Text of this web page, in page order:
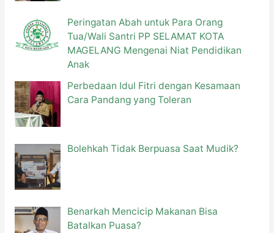
Peringatan Abah untuk Para Orang
Tua/Wali Santri PP SELAMAT KOTA
MAGELANG Mengenai Niat Pendidikan
Anak
Perbedaan Idul Fitri dengan Kesamaan
Cara Pandang yang Toleran
Bolehkah Tidak Berpuasa Saat Mudik?
Benarkah Mencicip Makanan Bisa
Batalkan Puasa?